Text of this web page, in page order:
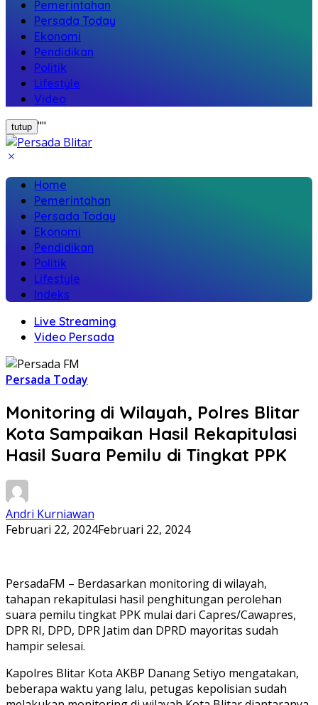
Pemerintahan
Persada Today
Ekonomi
Pendidikan
Politik
Lifestyle
Video
tutup ""
Home
Pemerintahan
Persada Today
Ekonomi
Pendidikan
Politik
Lifestyle
Indeks
Live Streaming
Video Persada
Persada Today
Monitoring di Wilayah, Polres Blitar
Kota Sampaikan Hasil Rekapitulasi
Hasil Suara Pemilu di Tingkat PPK
Andri Kurniawan
Februari 22, 2024Februari 22, 2024
PersadaFM – Berdasarkan monitoring di wilayah,
tahapan rekapitulasi hasil penghitungan perolehan
suara pemilu tingkat PPK mulai dari Capres/Cawapres,
DPR RI, DPD, DPR Jatim dan DPRD mayoritas sudah
hampir selesai.
Kapolres Blitar Kota AKBP Danang Setiyo mengatakan,
beberapa waktu yang lalu, petugas kepolisian sudah